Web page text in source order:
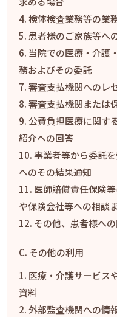
検体検査業務等の業
患者様のご家族等へ
当院での医療・介護
務およびその委託
審査支払機関へのレ
審査支払機関または
公費負担医療に関す
紹介への回答
事業者等から委託
へのその結果通知
医師賠償責任保険
や保険会社等への相談
その他、患者様へ
C. その他の利用
医療・介護サービス
資料
外部監査機関への情